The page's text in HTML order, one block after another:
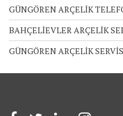
GÜNGÖREN ARÇELİK
BAHÇELİEVLER ARÇELİK
GÜNGÖREN ARÇELİK SERVİS